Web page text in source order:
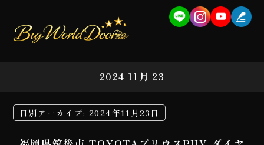
2024 11月 23
日別アーカイブ: 2024年11月23日